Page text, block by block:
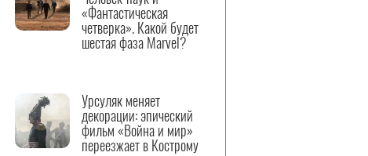
«Фантастическая
четверка». Какой будет
шестая фаза Marvel?
Урсуляк меняет
декорации: эпический
фильм «Война и мир»
переезжает в Кострому